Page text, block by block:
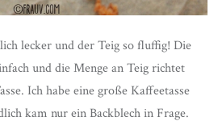
lecker und der Teig so fluffig! Die
und die Menge an Teig richtet
Ich habe eine große Kaffeetasse
kam nur ein Backblech in Frage.